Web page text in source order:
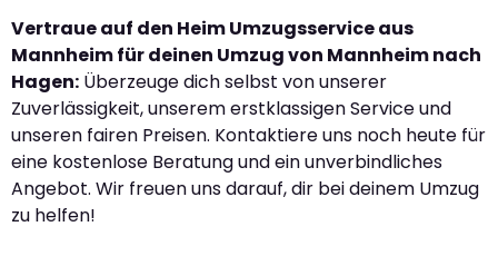
Vertraue auf den Heim Umzugsservice aus
Mannheim für deinen Umzug von Mannheim nach
Hagen: Überzeuge dich selbst von unserer
Zuverlässigkeit, unserem erstklassigen Service und
unseren fairen Preisen. Kontaktiere uns noch heute für
eine kostenlose Beratung und ein unverbindliches
Angebot. Wir freuen uns darauf, dir bei deinem Umzug
zu helfen!